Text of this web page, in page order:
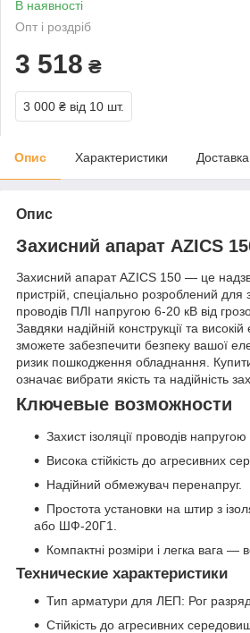
В наявності
Опт і роздріб
3 518 ₴
3 000 ₴ від 10 шт.
Опис Характеристики Доставка
Опис
Захисний апарат AZICS
Захисний апарат AZICS 150 — це
пристрій, спеціально розроблений для
проводів ПЛІ напругою 6-20 кВ від
Завдяки надійній конструкції та
зможете забезпечити безпеку вашої
ризик пошкодження обладнання.
означає вибрати якість та надійність
Ключевые возможности
Захист ізоляції проводів
Висока стійкість до агресивних
Надійний обмежувач перенапруг.
Простота установки на штир з
або ШФ-20Г1.
Компактні розміри і легка вага —
Технические характеристики
Тип арматури для ЛЕП: Рог
Стійкість до агресивних